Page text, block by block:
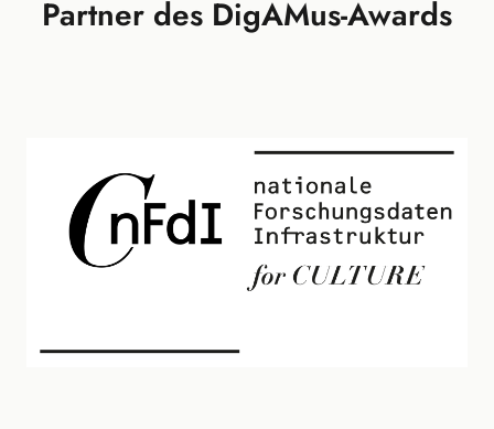
Partner des DigAMus-Awards